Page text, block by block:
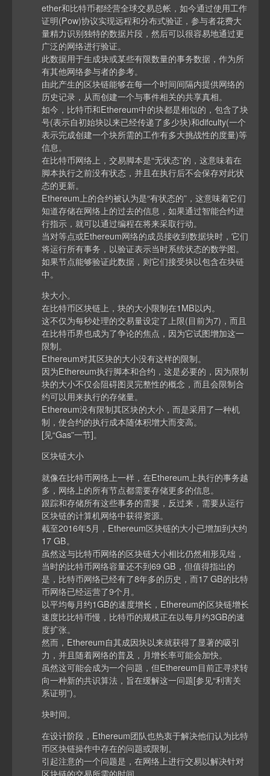
ether和比特币都经营全球交易总帐，如今通过使用工作
证明(Pow)协议实现远程和分布式验证，参与者花费大
量精力识别独特的数据片段，然后可以很容易地通过更
广泛的网络进行验证。
此数据用于生成块或某些有限数量的事务数据，作为所
有其他网络参与者的参考。
由此产生的区块链能够在每一个时间间隔内提供网络的
历史记录，从而创建一个与事件相关的共享真相。
如今，比特币和Ethereum中的块都是相似的，包含了块
号(表示自初始块以来已经传递了多少块)和difculty(一个
表示完成创建一个块所需的工作有多大挑战性的度量)等
信息。
在比特币网络上，交易脚本是“无状态”的，这意味着在
脚本执行之前没有状态，并且在执行后不会保存对此状
态的更新。
Ethereum上的合约被认为是“有状态的”，这意味着它们
知道存储在网络上的过去的信息，如果通过智能合约进
行指示，就可以通过编程在将来采取行动。
当对等点或Ethereum网络的成员接收到数据块时，它们
将运行所有事务，以验证表示当时系统状态的数学图。
如果节点能够验证此数据，则它们接受块以包含在块链
中。
块大小。
在比特币区块链上，块的大小限制在1MB以内。
这不仅为每秒处理的交易量设定了上限(目前为7)，而且
在比特币界也成为了争论的焦点，因为它试图增加这一
限制。
Ethereum对其区块的大小没有这样的限制。
因为Ethereum执行脚本和合约，这是必要的，因为限制
块的大小不仅会阻碍图灵完整性的概念，而且会限制合
约可以用来执行的存储量。
Ethereum没有限制其区块的大小，而是采用了一种机
制，使合约的执行成本随体积增大而变高。
[见“Gas”一节]。
区块链大小
就像在比特币网络上一样，在Ethereum上执行的事务越
多，网络上的所有节点都需要存储更多的信息。
跟踪和存储所有这些事务的需要，反过来，需要从运行
区块链的计算机网络中获得资源。
截至2016年5月，Ethereum区块链的大小已增加到大约
17 GB。
虽然这与比特币网络的区块链大小相比仍然相形见绌，
当时的比特币网络容量还不到69 GB，但值得指出的
是，比特币网络已经有了8年多的历史，而17 GB的比特
币网络已经运营了9个月。
以平均每月约1GB的速度增长，Ethereum的区块链增长
速度比比特币慢，比特币的规模正在以每月约3GB的速
度扩张。
然而，Ethereum自其成因块以来就获得了显著的吸引
力，并且随着网络的普及，月增长率可能会加快。
虽然这可能会成为一个问题，但Ethereum目前正寻求转
向一种新的共识算法，旨在缓解这一问题[参见“利害关
系证明”)。
块时间。
在设计阶段，Ethereum团队也热衷于解决他们认为比特
币区块链操作中存在的问题或限制。
引起注意的一个问题是，在网络上进行交易以解决针对
区块链的交易所需的时间。